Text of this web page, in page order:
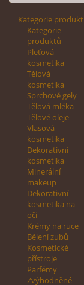
Kategorie
Kategorie
produktů
Pleťová
kosmetika
Tělová
kosmetika
Sprchové gely
Tělová mléka
Tělové oleje
Vlasová
kosmetika
Dekorativní
kosmetika
Minerální
makeup
Dekorativní
kosmetika na
oči
Krémy na ruce
Bělení zubů
Kosmetické
přístroje
Parfémy
Zvýhodněné
Při poskytování služeb
využíváme soubory
cookies. Používáním
našich služeb
vyjadřujete souhlas s
naším používáním
souborů cookies.
Používání a
dostupnostcookies
můžete upravit v
nastavení Vašeho
prohlížeče.
Souhlasím